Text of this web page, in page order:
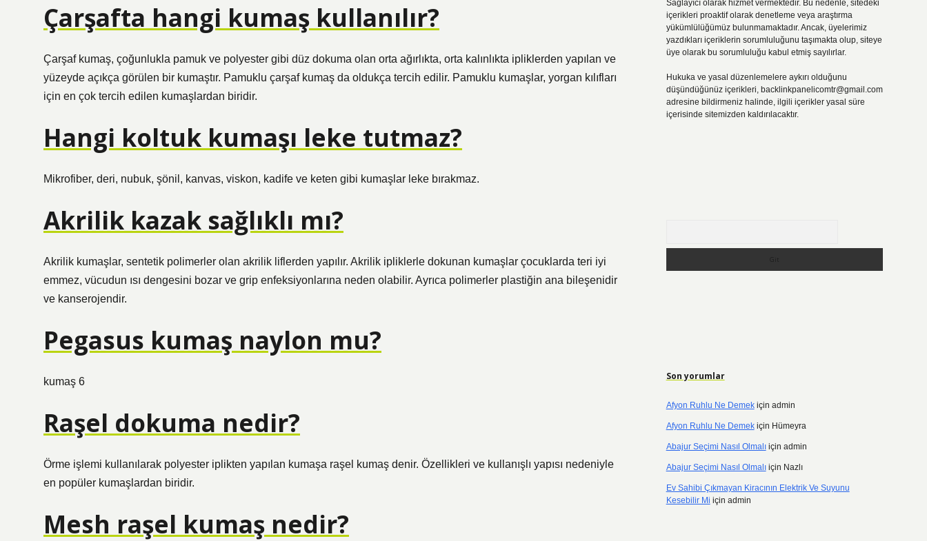
Çarşafta hangi kumaş kullanılır?
Çarşaf kumaş, çoğunlukla pamuk ve polyester gibi düz dokuma olan orta ağırlıkta, orta kalınlıkta ipliklerden yapılan ve
yüzeyde açıkça görülen bir kumaştır. Pamuklu çarşaf kumaş da oldukça tercih edilir. Pamuklu kumaşlar, yorgan kılıfları
için en çok tercih edilen kumaşlardan biridir.
Hangi koltuk kumaşı leke tutmaz?
Mikrofiber, deri, nubuk, şönil, kanvas, viskon, kadife ve keten gibi kumaşlar leke bırakmaz.
Akrilik kazak sağlıklı mı?
Akrilik kumaşlar, sentetik polimerler olan akrilik liflerden yapılır. Akrilik ipliklerle dokunan kumaşlar çocuklarda teri iyi
emmez, vücudun ısı dengesini bozar ve grip enfeksiyonlarına neden olabilir. Ayrıca polimerler plastiğin ana bileşenidir
ve kanserojendir.
Pegasus kumaş naylon mu?
kumaş 6
Raşel dokuma nedir?
Örme işlemi kullanılarak polyester iplikten yapılan kumaşa raşel kumaş denir. Özellikleri ve kullanışlı yapısı nedeniyle
en popüler kumaşlardan biridir.
Mesh raşel kumaş nedir?
Sağlayıcı olarak hizmet vermektedir. Bu nedenle, sitedeki
içerikleri proaktif olarak denetleme veya araştırma
yükümlülüğümüz bulunmamaktadır. Ancak, üyelerimiz
yazdıkları içeriklerin sorumluluğunu taşımakta olup, siteye
üye olarak bu sorumluluğu kabul etmiş sayılırlar.
Hukuka ve yasal düzenlemelere aykırı olduğunu
düşündüğünüz içerikleri, backlinkpanelicomtr@gmail.com
adresine bildirmeniz halinde, ilgili içerikler yasal süre
içerisinde sitemizden kaldırılacaktır.
Son yorumlar
Afyon Ruhlu Ne Demekiçin admin
Afyon Ruhlu Ne Demekiçin Hümeyra
Abajur Seçimi Nasıl Olmalıiçin admin
Abajur Seçimi Nasıl Olmalıiçin Nazlı
Ev Sahibi Çıkmayan Kiracının Elektrik Ve Suyunu
Kesebilir Mi için admin